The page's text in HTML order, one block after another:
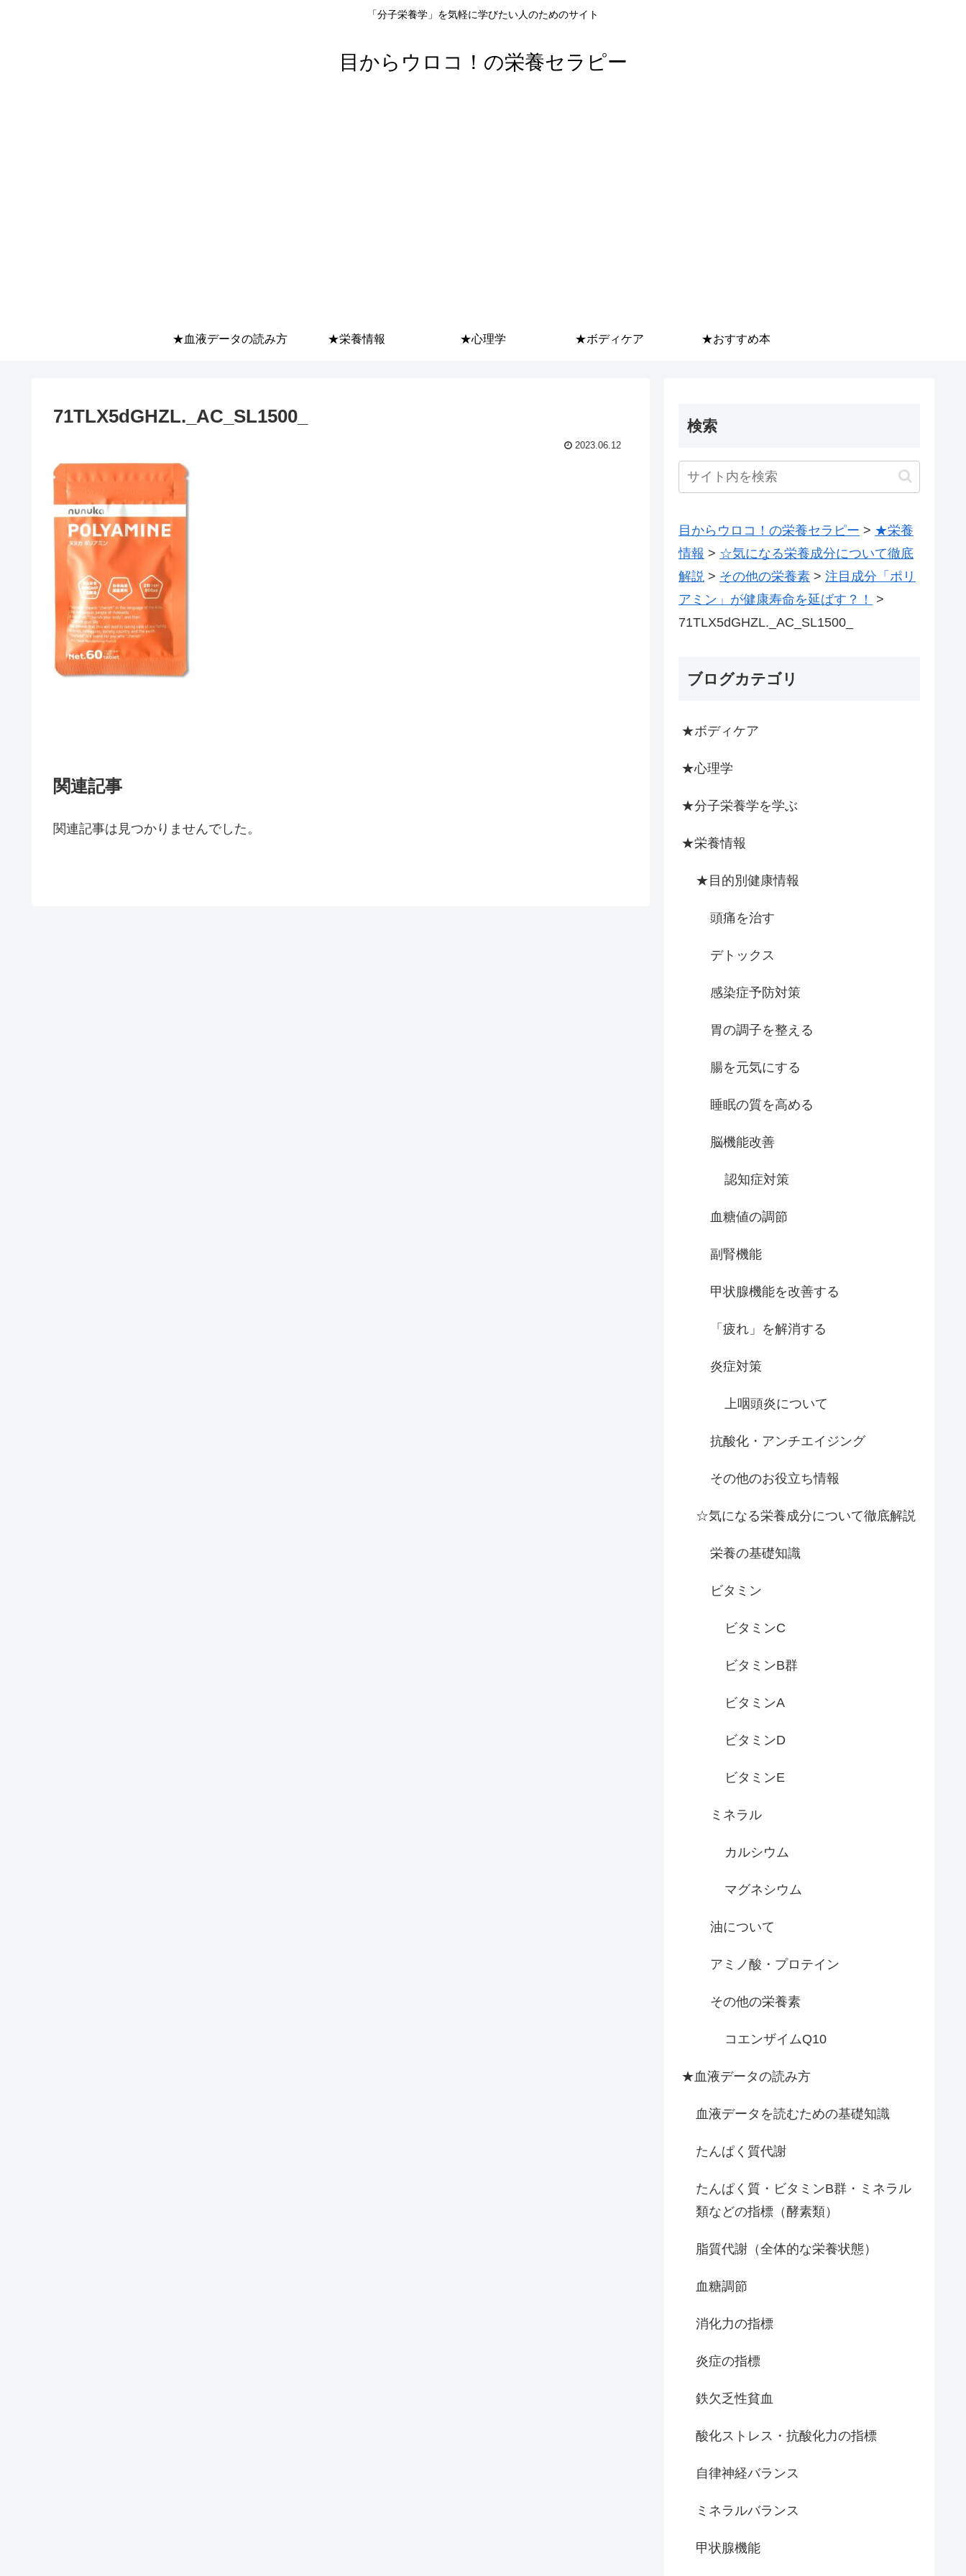
「分子栄養学」を気軽に学びたい人のためのサイト
目からウロコ！の栄養セラピー
★血液データの読み方 ★栄養情報 ★心理学 ★ボディケア ★おすすめ本
71TLX5dGHZL._AC_SL1500_
2023.06.12
関連記事
関連記事は見つかりませんでした。
検索
目からウロコ！の栄養セラピー > ★栄養
情報 > ☆気になる栄養成分について徹底
解説 > その他の栄養素 > 注目成分「ポリ
アミン」が健康寿命を延ばす？！
>
71TLX5dGHZL._AC_SL1500_
ブログカテゴリ
★ボディケア
★心理学
★分子栄養学を学ぶ
★栄養情報
★目的別健康情報
頭痛を治す
デトックス
感染症予防対策
胃の調子を整える
腸を元気にする
睡眠の質を高める
脳機能改善
認知症対策
血糖値の調節
副腎機能
甲状腺機能を改善する
「疲れ」を解消する
炎症対策
上咽頭炎について
抗酸化・アンチエイジング
その他のお役立ち情報
☆気になる栄養成分について徹底解説
栄養の基礎知識
ビタミン
ビタミンC
ビタミンB群
ビタミンA
ビタミンD
ビタミンE
ミネラル
カルシウム
マグネシウム
油について
アミノ酸・プロテイン
その他の栄養素
コエンザイムQ10
★血液データの読み方
血液データを読むための基礎知識
たんぱく質代謝
たんぱく質・ビタミンB群・ミネラル
類などの指標（酵素類）
脂質代謝（全体的な栄養状態）
血糖調節
消化力の指標
炎症の指標
鉄欠乏性貧血
酸化ストレス・抗酸化力の指標
自律神経バランス
ミネラルバランス
甲状腺機能